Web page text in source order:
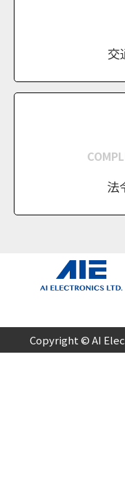
交
法
Copyright © AI